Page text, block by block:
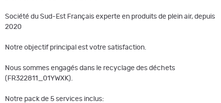
Société du Sud-Est Français experte en produits de plein air, depuis
2020
Notre objectif principal est votre satisfaction.
Nous sommes engagés dans le recyclage des déchets
(FR322811_01YWXK).
Notre pack de 5 services inclus: